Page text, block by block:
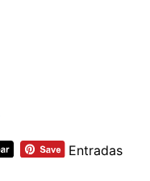
Entradas